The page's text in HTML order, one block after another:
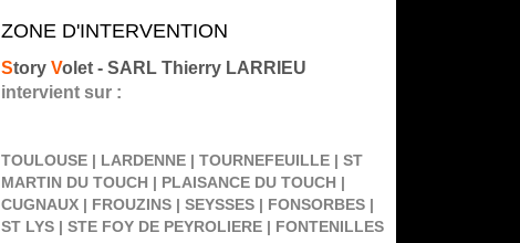
ZONE D'INTERVENTION
StoryVolet - SARL Thierry LARRIEU
intervient sur :
TOULOUSE | LARDENNE | TOURNEFEUILLE | ST
MARTIN DU TOUCH | PLAISANCE DU TOUCH |
CUGNAUX | FROUZINS | SEYSSES | FONSORBES |
ST LYS | STE FOY DE PEYROLIERE | FONTENILLES